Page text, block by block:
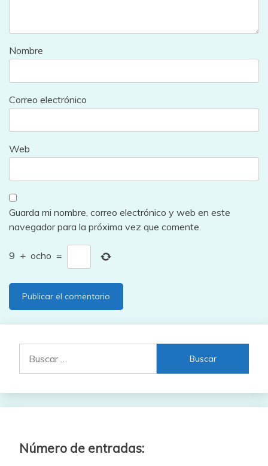
Nombre
Correo electrónico
Web
Guarda mi nombre, correo electrónico y web en este
navegador para la próxima vez que comente.
9 + ocho =
Número de entradas: